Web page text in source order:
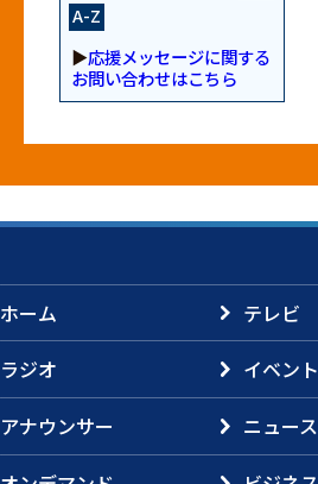
A-Z
▶応援メッセージに関する
お問い合わせはこちら
ホーム
テレビ
ラジオ
イベント
アナウンサー
ニュース